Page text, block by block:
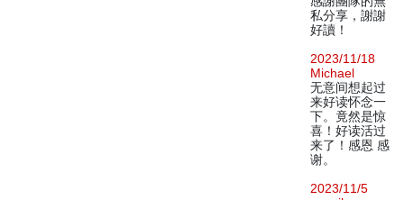
私分享，謝謝
好讀！
2023/11/18
Michael
无意间想起过
来好读怀念一
下。竟然是惊
喜！好读活过
来了！感恩 感
谢。
2023/11/5